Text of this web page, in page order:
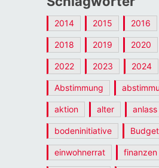
2014 2015 2016
2018 2019 2020
2022 2023 2024
Abstimmung
aktion alter anlass
bodeninitiative Budget
einwohnerrat finanzen